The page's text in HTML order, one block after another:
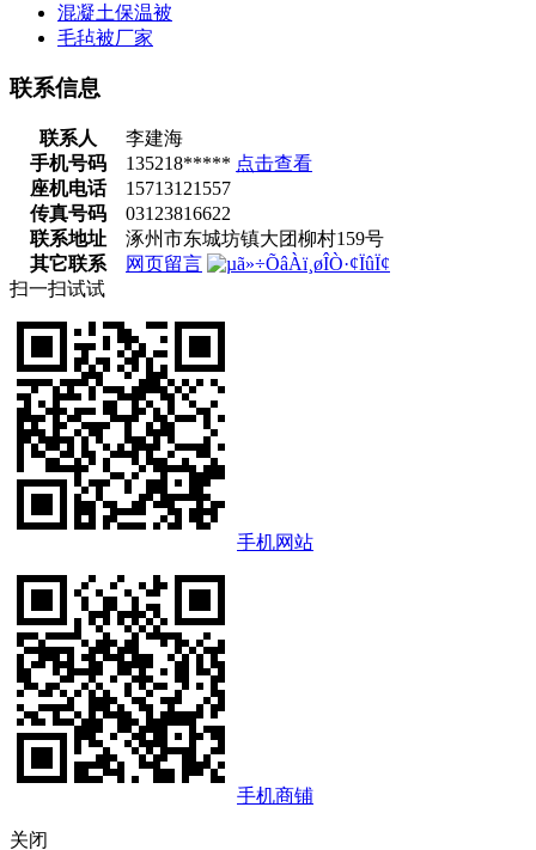
混凝土保温被
毛毡被厂家
联系信息
联系人
李建海
手机号码
135218***** 点击查看
座机电话
15713121557
传真号码
03123816622
联系地址
涿州市东城坊镇大团柳村159号
其它联系
网页留言
扫一扫试试
手机网站
手机商铺
关闭